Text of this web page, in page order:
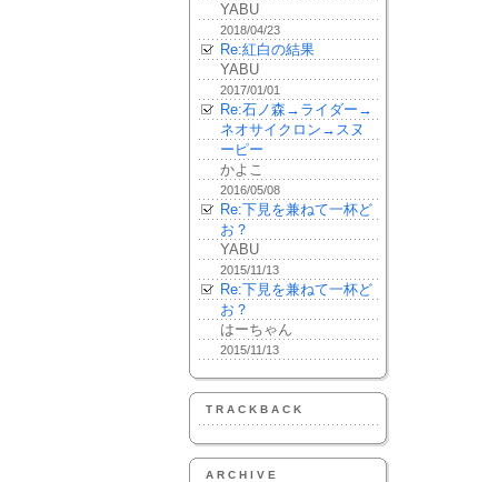
YABU
2018/04/23
Re:紅白の結果
YABU
2017/01/01
Re:石ノ森→ライダー→
ネオサイクロン→スヌ
ーピー
かよこ
2016/05/08
Re:下見を兼ねて一杯ど
お？
YABU
2015/11/13
Re:下見を兼ねて一杯ど
お？
はーちゃん
2015/11/13
TRACKBACK
ARCHIVE